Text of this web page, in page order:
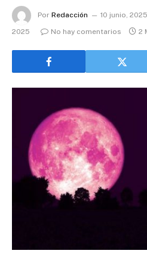
Por Redacción 10 junio, 2025
2025
No hay comentarios 2